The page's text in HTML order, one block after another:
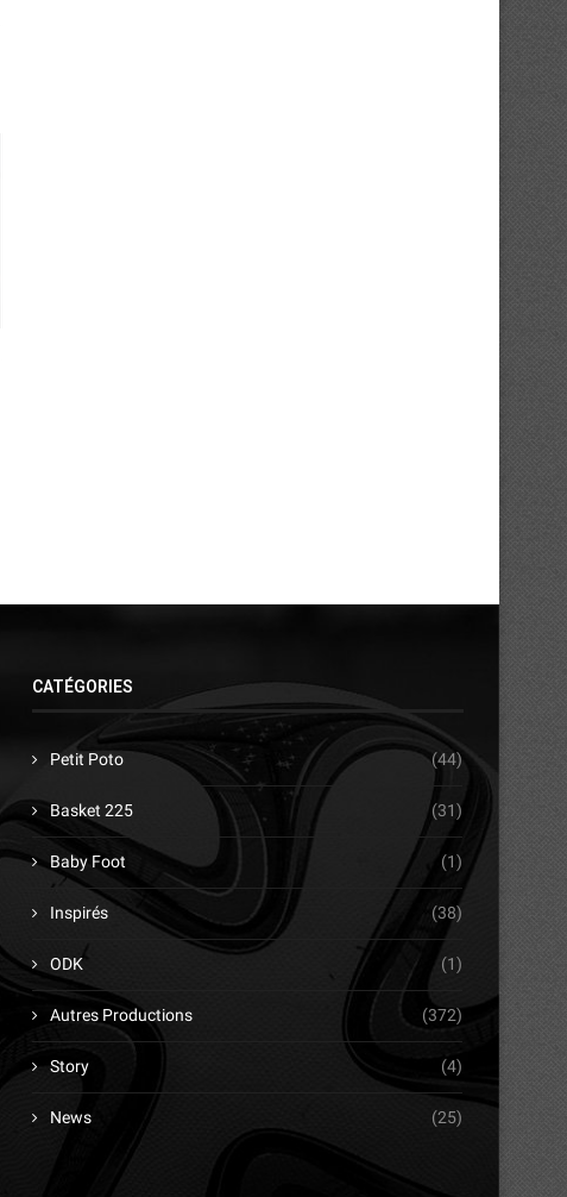
ASEC Mimosas et la soif
transmission
CATÉGORIES
Petit Poto (44)
Basket 225 (31)
Baby Foot (1)
Inspirés (38)
ODK (1)
Autres Productions (372)
Story (4)
News (25)